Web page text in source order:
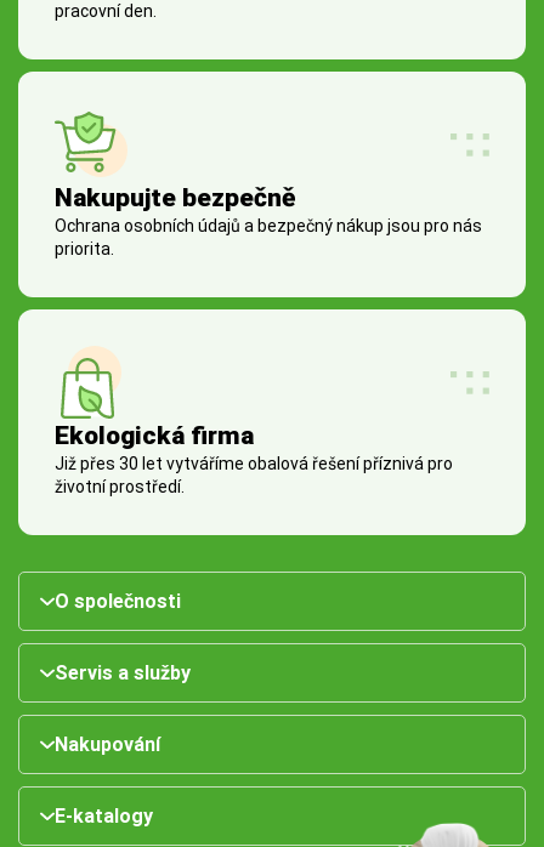
pracovní den.
Nakupujte bezpečně
Ochrana osobních údajů a bezpečný nákup jsou pro nás
priorita.
Ekologická firma
Již přes 30 let vytváříme obalová řešení příznivá pro
životní prostředí.
O společnosti
Servis a služby
Nakupování
E-katalogy